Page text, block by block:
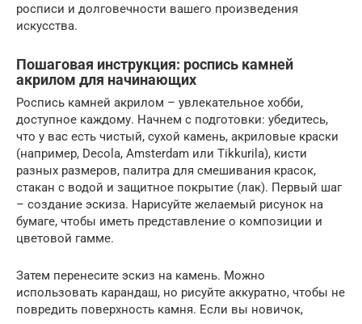
росписи и долговечности вашего произведения
искусства.
Пошаговая инструкция: роспись камней
акрилом для начинающих
Роспись камней акрилом – увлекательное хобби,
доступное каждому. Начнем с подготовки: убедитесь,
что у вас есть чистый, сухой камень, акриловые краски
(например, Decola, Amsterdam или Tikkurila), кисти
разных размеров, палитра для смешивания красок,
стакан с водой и защитное покрытие (лак). Первый шаг
– создание эскиза. Нарисуйте желаемый рисунок на
бумаге, чтобы иметь представление о композиции и
цветовой гамме.
Затем перенесите эскиз на камень. Можно
использовать карандаш, но рисуйте аккуратно, чтобы не
повредить поверхность камня. Если вы новичок,